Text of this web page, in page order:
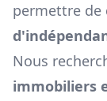
permettre de
Nous
immobiliers